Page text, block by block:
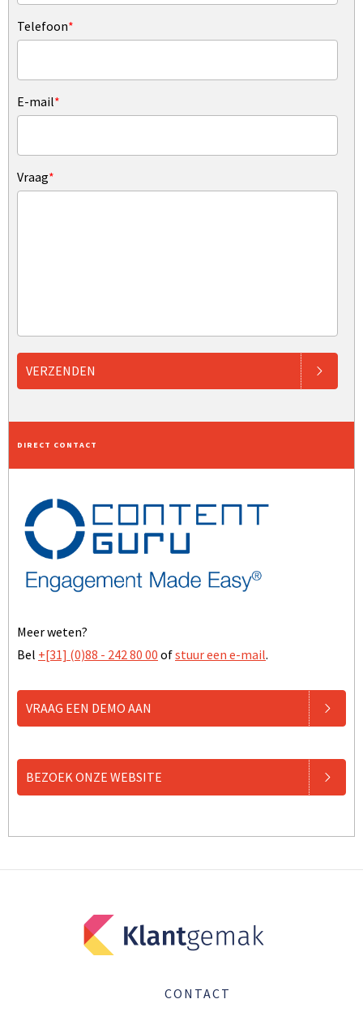
Telefoon*
E-mail*
Vraag*
VERZENDEN
DIRECT CONTACT
Meer weten?
Bel +[31] (0)88 - 242 80 00 ofstuur een e-mail.
VRAAG EEN DEMO AAN
BEZOEK ONZE WEBSITE
CONTACT